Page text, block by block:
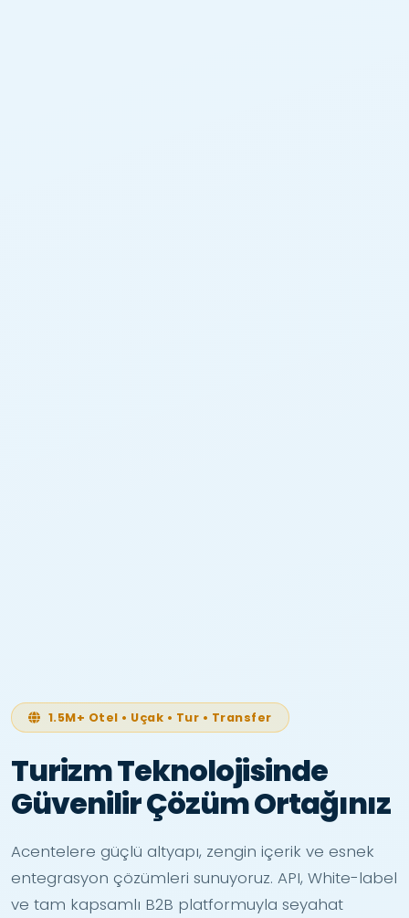
1.5M+ Otel • Uçak • Tur • Transfer
Turizm Teknolojisinde
Güvenilir Çözüm Ortağınız
Acentelere güçlü altyapı, zengin içerik ve esnek
entegrasyon çözümleri sunuyoruz. API, White-label
ve tam kapsamlı B2B platformuyla seyahat